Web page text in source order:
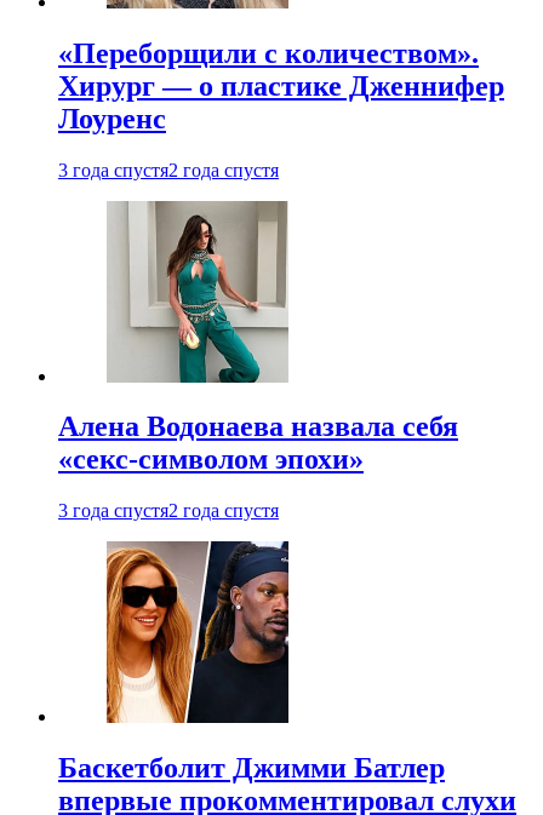
«Переборщили с количеством».
Хирург — о пластике Дженнифер
Лоуренс
3 года спустя2 года спустя
Алена Водонаева назвала себя
«секс-символом эпохи»
3 года спустя2 года спустя
Баскетболит Джимми Батлер
впервые прокомментировал слухи